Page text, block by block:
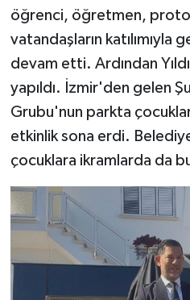
öğrenci, öğretmen,
vatandaşların
devam etti. Ardından
yapıldı. İzmir'den gelen
Grubu'nun parkta
etkinlik sona erdi.
çocuklara ikramlarda da
TEKNOLOJİ
TİCARET